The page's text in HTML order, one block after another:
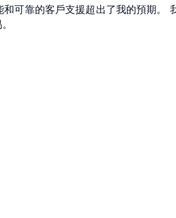
可靠的客戶支援超出了我的預期。